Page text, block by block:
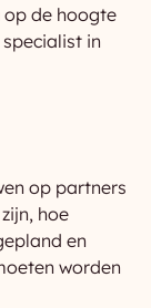
de hoogte
in
op partners
hoe
en
worden